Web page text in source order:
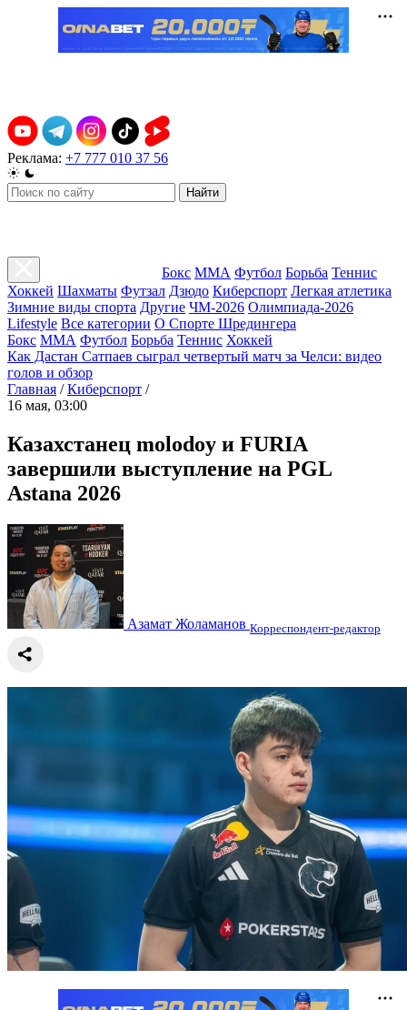
Реклама: +7 777 010 37 56
Найти
Бокс ММА Футбол Борьба Теннис
Хоккей Шахматы Футзал Дзюдо Киберспорт Легкая атлетика
Зимние виды спорта Другие ЧМ-2026 Олимпиада-2026
Lifestyle Все категории О Спорте Шредингера
Бокс ММА Футбол Борьба Теннис Хоккей
Как Дастан Сатпаев сыграл четвертый матч за Челси: видео
голов и обзор
Главная / Киберспорт /
16 мая, 03:00
Казахстанец molodoy и FURIA
завершили выступление на PGL
Astana 2026
Азамат Жоламанов Корреспондент-редактор